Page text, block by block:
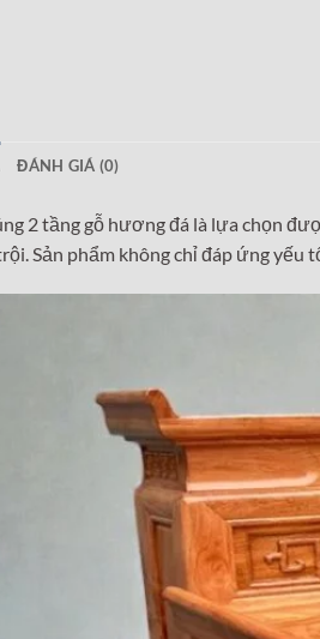
ĐÁNH GIÁ (0)
2 tầng gỗ hương đá là lựa chọn
Sản phẩm không chỉ đáp ứng yếu